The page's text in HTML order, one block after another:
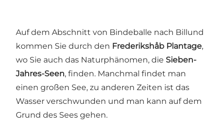
Auf dem Abschnitt von Bindeballe nach Billund
kommen Sie durch den Frederikshåb Plantage,
wo Sie auch das Naturphänomen, die Sieben-
Jahres-Seen, finden. Manchmal findet man
einen großen See, zu anderen Zeiten ist das
Wasser verschwunden und man kann auf dem
Grund des Sees gehen.